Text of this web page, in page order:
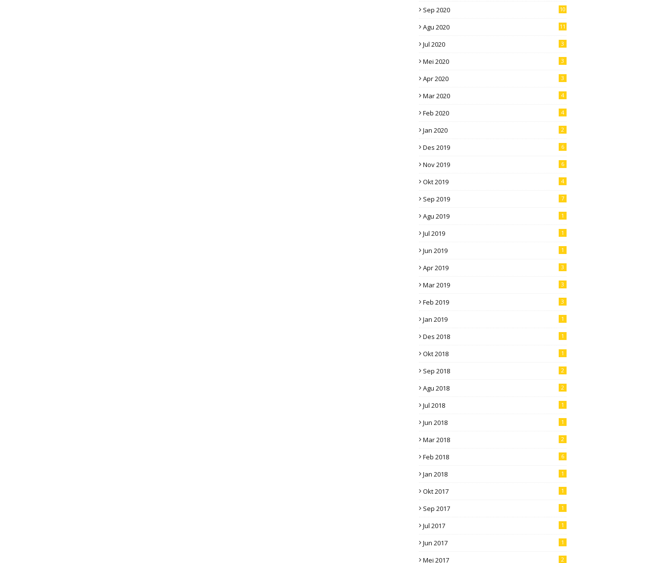
Sep 2020 10
Agu 2020 11
Jul 2020 3
Mei 2020 3
Apr 2020 3
Mar 2020 4
Feb 2020 4
Jan 2020 2
Des 2019 6
Nov 2019 6
Okt 2019 4
Sep 2019 7
Agu 2019 1
Jul 2019 1
Jun 2019 1
Apr 2019 3
Mar 2019 3
Feb 2019 3
Jan 2019 1
Des 2018 1
Okt 2018 1
Sep 2018 2
Agu 2018 2
Jul 2018 1
Jun 2018 1
Mar 2018 2
Feb 2018 6
Jan 2018 1
Okt 2017 1
Sep 2017 1
Jul 2017 1
Jun 2017 1
Mei 2017 2